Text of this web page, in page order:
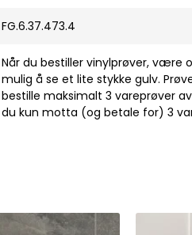
FG.6.37.473.4
Når du bestiller vinylprøver, være
mulig å se et lite stykke gulv.
bestille maksimalt 3 vareprøver
du kun motta (og betale for) 3